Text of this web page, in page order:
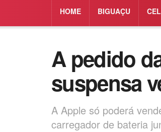
HOME BIGUAÇU
A pedido
suspensa
A Apple só poderá
carregador de bateria